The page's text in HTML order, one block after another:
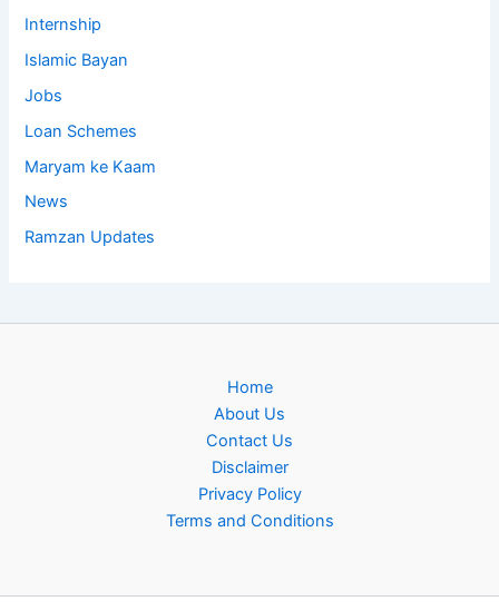
Internship
Islamic Bayan
Jobs
Loan Schemes
Maryam ke Kaam
News
Ramzan Updates
Home
About Us
Contact Us
Disclaimer
Privacy Policy
Terms and Conditions